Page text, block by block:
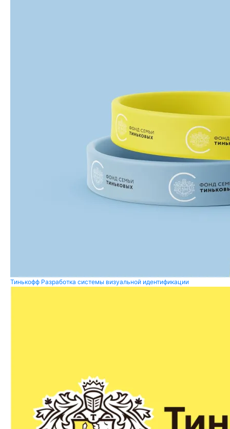
Тинькофф Разработка системы визуальной идентификации